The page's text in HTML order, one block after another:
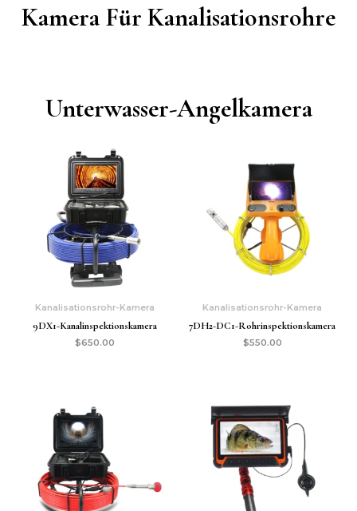
Kamera Für Kanalisationsrohre
Unterwasser-Angelkamera
Kanalisationsrohr-Kamera
9DX1-Kanalinspektionskamera
$650.00
Kanalisationsrohr-Kamera
7DH2-DC1-Rohrinspektionskamera
$550.00